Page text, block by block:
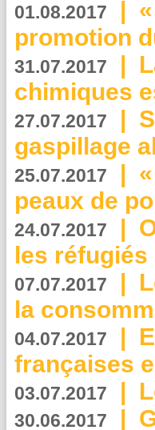
01.08.2017 |
promotion
31.07.2017 |
chimiques
27.07.2017 |
gaspillage
25.07.2017 |
peaux de
24.07.2017 |
les réfugiés
07.07.2017 |
la
04.07.2017 |
françaises
03.07.2017 |
30.06.2017 |